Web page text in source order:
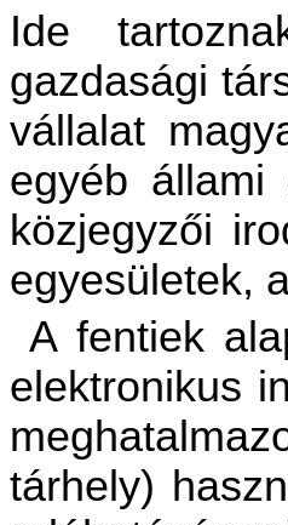
Ide
gazdasági
vállalat
egyéb állami
közjegyzői
egyesületek,
A fentiek
elektronikus
tárhely)